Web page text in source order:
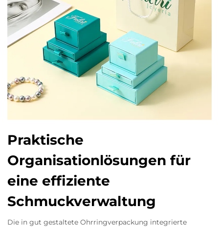
Praktische
Organisationlösungen für
eine effiziente
Schmuckverwaltung
Die in gut gestaltete Ohrringverpackung integrierte